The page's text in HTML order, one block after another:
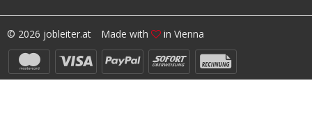
© 2026 jobleiter.at Made with in Vienna